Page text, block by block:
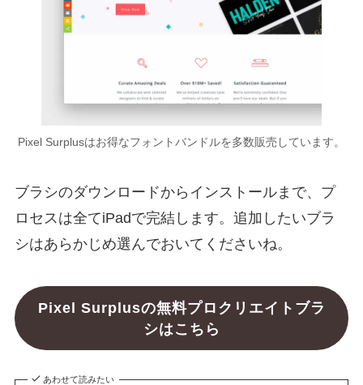
Pixel Surplusはお得なフォントバンドルを多数販売しています。
ブラシのダウンロードからインストールまで、プ
ロセスは全てiPadで完結します。追加したいブラ
シはあらかじめ選んでおいてくださいね。
Pixel Surplusの無料プロクリエイトブラ
シはこちら
あわせて読みたい